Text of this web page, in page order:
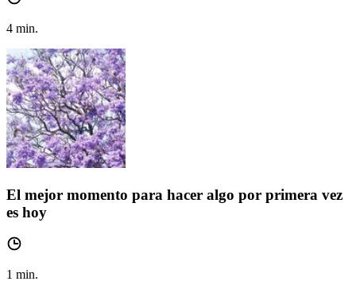
4 min.
El mejor momento para hacer algo por primera vez
es hoy
1 min.